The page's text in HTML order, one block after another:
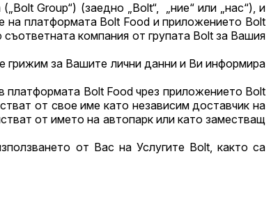
Group“) (заедно „Bolt“, „ние“ или „нас“), и
на платформата Bolt Food и приложението Bolt
компания от групата Bolt за Вашия
грижим за Вашите лични данни и Ви информира
платформата Bolt Food чрез приложението Bolt
от свое име като независим доставчик на
от името на автопарк или като заместващ
от Вас на Услугите Bolt, както са